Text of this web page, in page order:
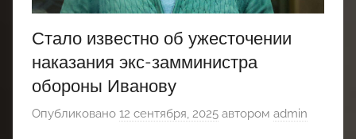
Стало известно об ужесточении
наказания экс-замминистра
обороны Иванову
Опубликовано 12 сентября, 2025 автором admin